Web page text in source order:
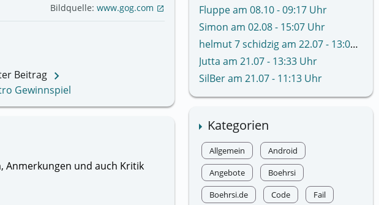
Fluppe am 08.10 - 09:17 Uhr
Simon am 02.08 - 15:07 Uhr
helmut 7 schidzig am 22.07 - 13:02 Uhr
Jutta am 21.07 - 13:33 Uhr
SilBer am 21.07 - 11:13 Uhr
Kategorien
Allgemein
Android
Angebote
Boehrsi
Boehrsi.de
Code
Fail
Bildquelle: www.gog.com open_in_new
Beitrag keyboard_arrow_right
Gewinnspiel
Anmerkungen und auch Kritik